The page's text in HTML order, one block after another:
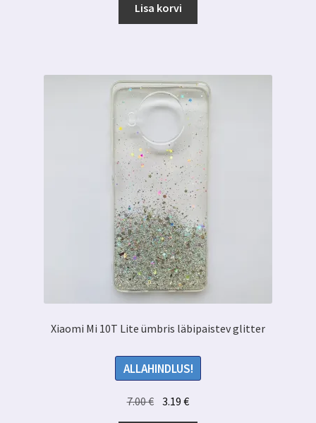
Lisa korvi
Xiaomi Mi 10T Lite ümbris läbipaistev glitter
ALLAHINDLUS!
7.00€ Algne
hind
3.19€Praegune
hind